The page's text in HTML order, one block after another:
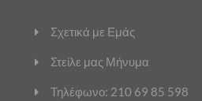
Σχετικά με Εμάς
Στείλε μας Μήνυμα
Τηλέφωνο: 210 69 85 598